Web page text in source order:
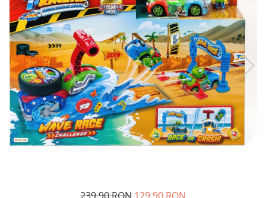
Creioane colorate si carioci
Ghiozdane si genti
Harti de perete si globuri
pamantesti
Plastilina
Librarie online
Fictiune
Manuale si auxiliare scolare
Birotica & Papetarie